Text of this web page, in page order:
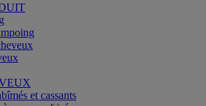
et cassants